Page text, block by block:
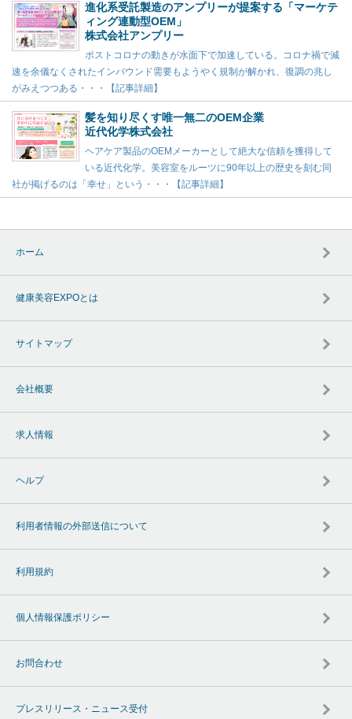
進化系受託製造のアンプリーが提案する「マーケテ
ィング連動型OEM」
株式会社アンプリー
ポストコロナの動きが水面下で加速している。コロナ禍で減
速を余儀なくされたインバウンド需要もようやく規制が解かれ、復調の兆し
がみえつつある・・・【記事詳細】
髪を知り尽くす唯一無二のOEM企業
近代化学株式会社
ヘアケア製品のOEMメーカーとして絶大な信頼を獲得して
いる近代化学。美容室をルーツに90年以上の歴史を刻む同
社が掲げるのは「幸せ」という・・・【記事詳細】
ホーム
健康美容EXPOとは
サイトマップ
会社概要
求人情報
ヘルプ
利用者情報の外部送信について
利用規約
個人情報保護ポリシー
お問合わせ
プレスリリース・ニュース受付